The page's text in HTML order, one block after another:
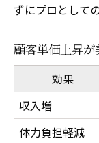
ずにプロとして
顧客単価上昇
効果
収入増
体力負担軽減